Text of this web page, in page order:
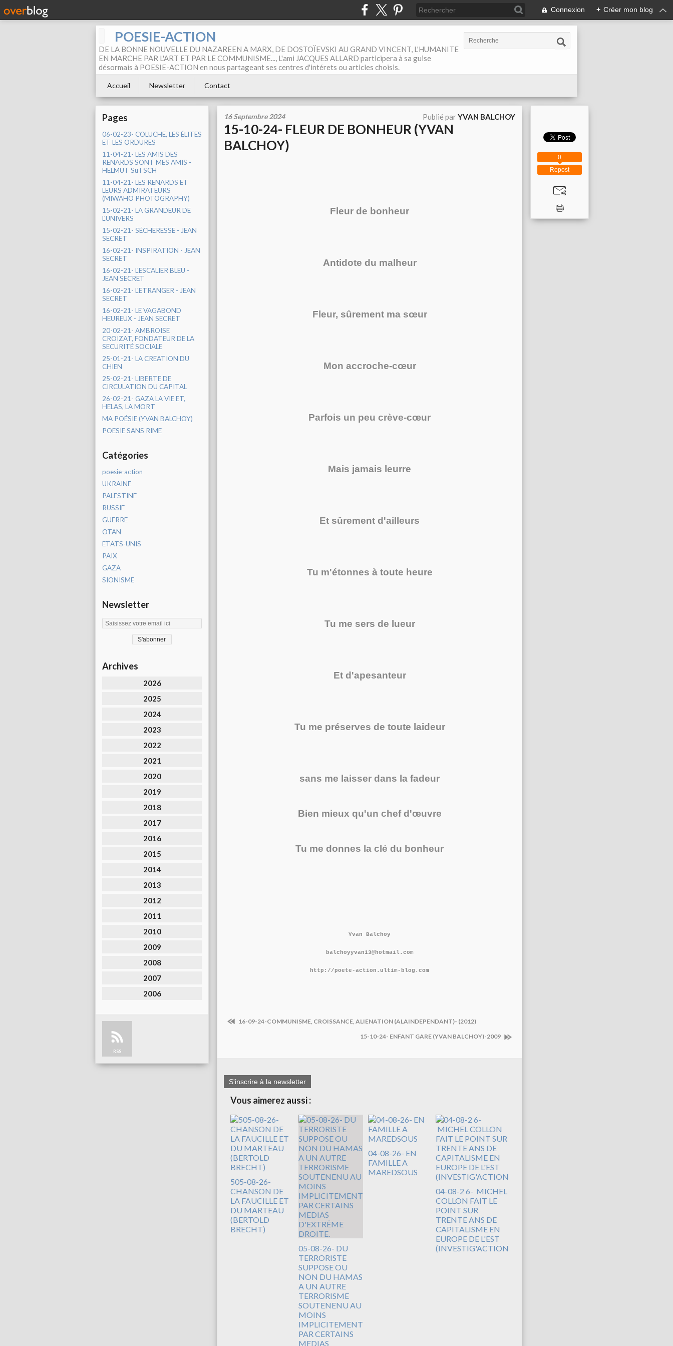
Connexion + Créer mon blog
POESIE-ACTION
DE LA BONNE NOUVELLE DU NAZAREEN A MARX, DE DOSTOÏEVSKI AU GRAND VINCENT, L'HUMANITE
EN MARCHE PAR L'ART ET PAR LE COMMUNISME..., L'ami JACQUES ALLARD participera à sa guise
désormais à POESIE-ACTION en nous partageant ses centres d'intérets ou articles choisis.
Accueil Newsletter Contact
Pages
06-02-23- COLUCHE, LES ÉLITES
ET LES ORDURES
11-04-21- LES AMIS DES
RENARDS SONT MES AMIS -
HELMUT SüTSCH
11-04-21- LES RENARDS ET
LEURS ADMIRATEURS
(MIWAHO PHOTOGRAPHY)
15-02-21- LA GRANDEUR DE
L'UNIVERS
15-02-21- SÉCHERESSE - JEAN
SECRET
16-02-21- INSPIRATION - JEAN
SECRET
16-02-21- L'ESCALIER BLEU -
JEAN SECRET
16-02-21- L'ETRANGER - JEAN
SECRET
16-02-21- LE VAGABOND
HEUREUX - JEAN SECRET
20-02-21- AMBROISE
CROIZAT, FONDATEUR DE LA
SECURITÉ SOCIALE
25-01-21- LA CREATION DU
CHIEN
25-02-21- LIBERTE DE
CIRCULATION DU CAPITAL
26-02-21- GAZA LA VIE ET,
HELAS, LA MORT
MA POÉSIE (YVAN BALCHOY)
POESIE SANS RIME
Catégories
poesie-action
UKRAINE
PALESTINE
RUSSIE
GUERRE
OTAN
ETATS-UNIS
PAIX
GAZA
SIONISME
Newsletter
Archives
2026
2025
2024
2023
2022
2021
2020
2019
2018
2017
2016
2015
2014
2013
2012
2011
2010
2009
2008
2007
2006
RSS
16 Septembre 2024 Publié parYVAN BALCHOY
15-10-24- FLEUR DE BONHEUR (YVAN
BALCHOY)
Fleur de bonheur
Antidote du malheur
Fleur, sûrement ma sœur
Mon accroche-cœur
Parfois un peu crève-cœur
Mais jamais leurre
Et sûrement d'ailleurs
Tu m'étonnes à toute heure
Tu me sers de lueur
Et d'apesanteur
Tu me préserves de toute laideur
sans me laisser dans la fadeur
Bien mieux qu'un chef d'œuvre
Tu me donnes la clé du bonheur
Yvan Balchoy
balchoyyvan13@hotmail.com
http://poete-action.ultim-blog.com
16-09-24-COMMUNISME, CROISSANCE, ALIENATION (ALAINDEPENDANT)- (2012)
15-10-24- ENFANT GARE (YVAN BALCHOY)-2009
S'inscrire à la newsletter
Vous aimerez aussi :
505-08-26-
CHANSON DE
LA FAUCILLE ET
DU MARTEAU
(BERTOLD
BRECHT)
05-08-26- DU
TERRORISTE
SUPPOSE OU
NON DU HAMAS
A UN AUTRE
TERRORISME
SOUTENENU AU
MOINS
IMPLICITEMENT
PAR CERTAINS
MEDIAS
04-08-26- EN
FAMILLE A
MAREDSOUS
04-08-2 6- MICHEL
COLLON FAIT LE
POINT SUR
TRENTE ANS DE
CAPITALISME EN
EUROPE DE L'EST
(INVESTIG'ACTION
Repost
0